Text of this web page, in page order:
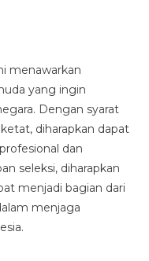
menawarkan
yang ingin
Dengan syarat
diharapkan dapat
dan
seleksi, diharapkan
menjadi bagian dari
menjaga